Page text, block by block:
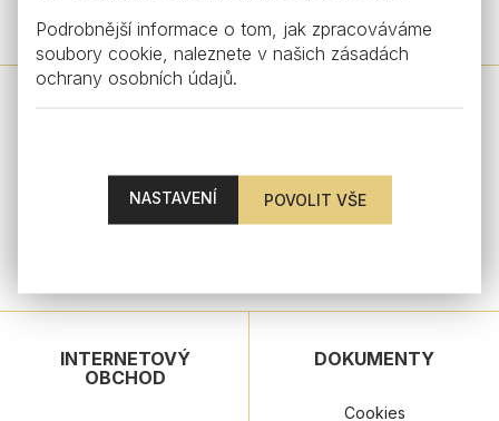
Podrobnější informace o tom, jak zpracováváme
soubory cookie, naleznete v našich zásadách
ochrany osobních údajů.
NASTAVENÍ
Nový Svět 95, 512 46 Harrachov
obchod@sklarnaharrachov.cz
INTERNETOVÝ
OBCHOD
DOKUMENTY
Cookies